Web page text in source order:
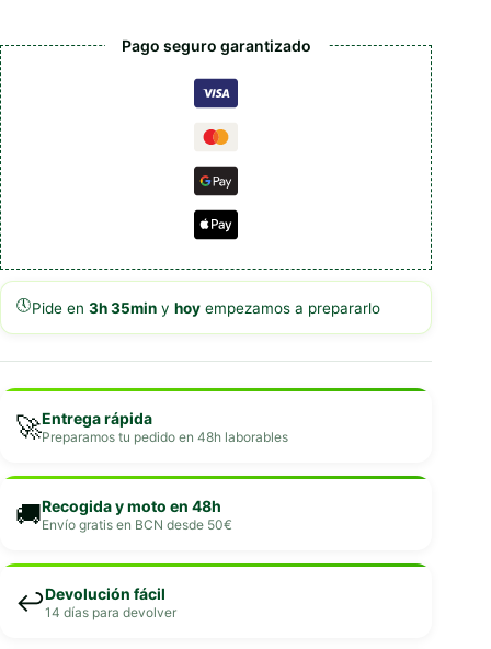
Pago seguro garantizado
🕔Pide en 3h 35min y hoy empezamos a prepararlo
🚀Entrega rápida
Preparamos tu pedido en 48h laborables
🚚Recogida y moto en 48h
Envío gratis en BCN desde 50€
↩️Devolución fácil
14 días para devolver